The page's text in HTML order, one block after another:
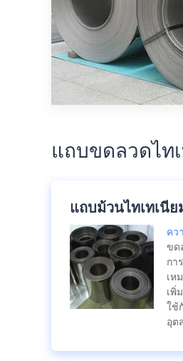
แถบขดลวดไท
แถบม้วนไทเทเนี
คว
ขด
กา
เห
เพิ่
ใช้
อุต